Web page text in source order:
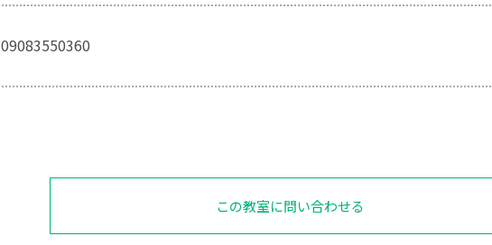
09083550360
この教室に問い合わせる